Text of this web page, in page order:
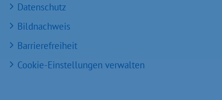
Datenschutz
Bildnachweis
Barrierefreiheit
Cookie-Einstellungen verwalten